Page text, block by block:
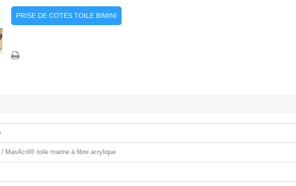
PRISE DE COTES TOILE BIMINI
MasAcril® toile marine à fibre acrylique